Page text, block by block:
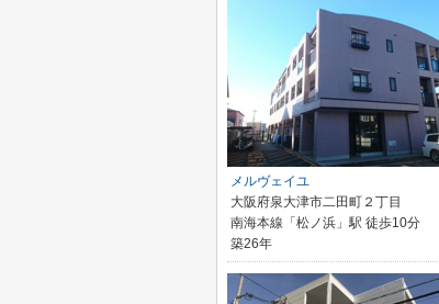
メルヴェイユ
大阪府泉大津市二田町２丁目
南海本線「松ノ浜」駅 徒歩10分
築26年